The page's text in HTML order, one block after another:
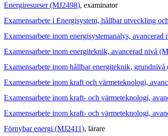
Energiresurser (MJ2498), examinator
Examensarbete i Energisystem, hållbar utveckling
Examensarbete inom energisystemanalys,
Examensarbete inom energiteknik, avancerad nivå
Examensarbete inom hållbar energiteknik,
Examensarbete inom kraft och värmeteknologi,
Examensarbete inom kraft- och värmeteknologi,
Examensarbete inom kraft- och värmeteknologi,
Förnybar energi (MJ2411), lärare